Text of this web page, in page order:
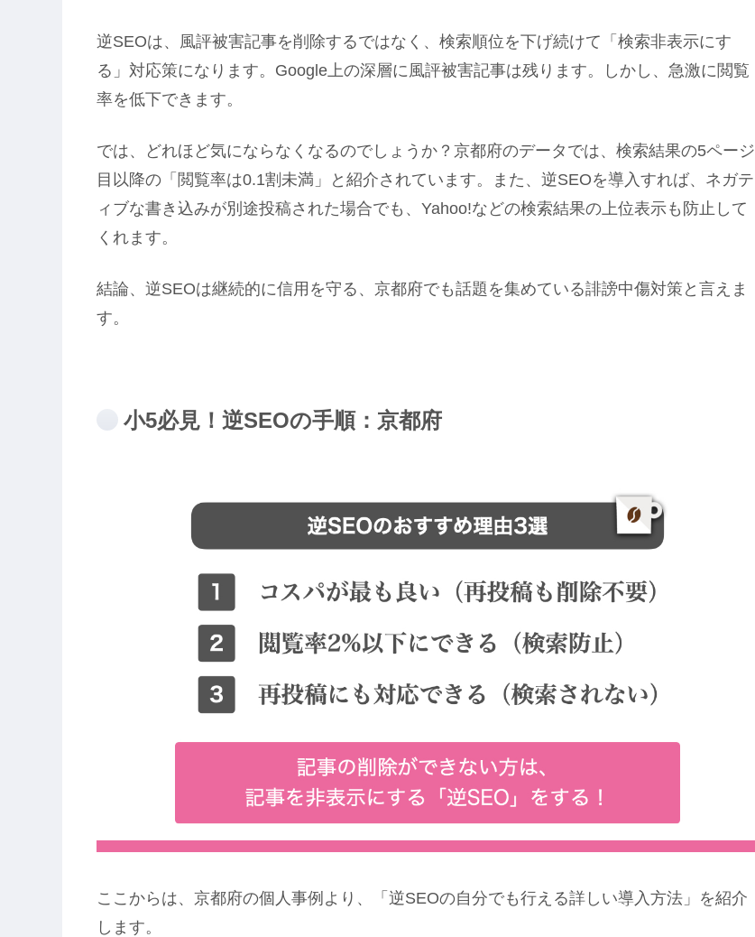
逆SEOは、風評被害記事を削除するではなく、検索順位を下げ続けて「検索非表示にす
る」対応策になります。Google上の深層に風評被害記事は残ります。しかし、急激に閲覧
率を低下できます。
では、どれほど気にならなくなるのでしょうか？京都府のデータでは、検索結果の5ページ
目以降の「閲覧率は0.1割未満」と紹介されています。また、逆SEOを導入すれば、ネガテ
ィブな書き込みが別途投稿された場合でも、Yahoo!などの検索結果の上位表示も防止して
くれます。
結論、逆SEOは継続的に信用を守る、京都府でも話題を集めている誹謗中傷対策と言えま
す。
小5必見！逆SEOの手順：京都府
ここからは、京都府の個人事例より、「逆SEOの自分でも行える詳しい導入方法」を紹介
します。